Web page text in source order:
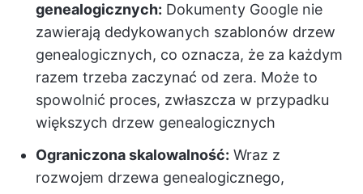
genealogicznych: Dokumenty Google nie
zawierają dedykowanych szablonów drzew
genealogicznych, co oznacza, że za każdym
razem trzeba zaczynać od zera. Może to
spowolnić proces, zwłaszcza w przypadku
większych drzew genealogicznych
Ograniczona skalowalność: Wraz z
rozwojem drzewa genealogicznego,